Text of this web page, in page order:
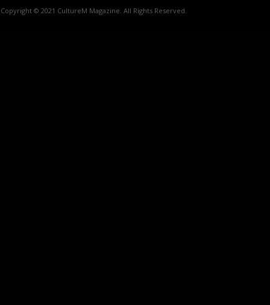
Copyright © 2021 CultureM Magazine. All Rights Reserved.